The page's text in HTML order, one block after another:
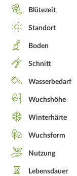
Blütezeit
Standort
Boden
Schnitt
Wasserbedarf
Wuchshöhe
Winterhärte
Wuchsform
Nutzung
Lebensdauer